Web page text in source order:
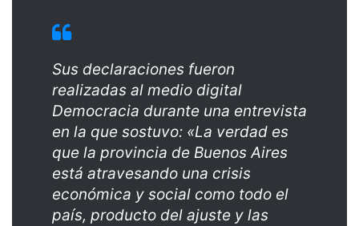
Sus declaraciones fueron
realizadas al medio digital
Democracia durante una entrevista
en la que sostuvo: «La verdad es
que la provincia de Buenos Aires
está atravesando una crisis
económica y social como todo el
país, producto del ajuste y las